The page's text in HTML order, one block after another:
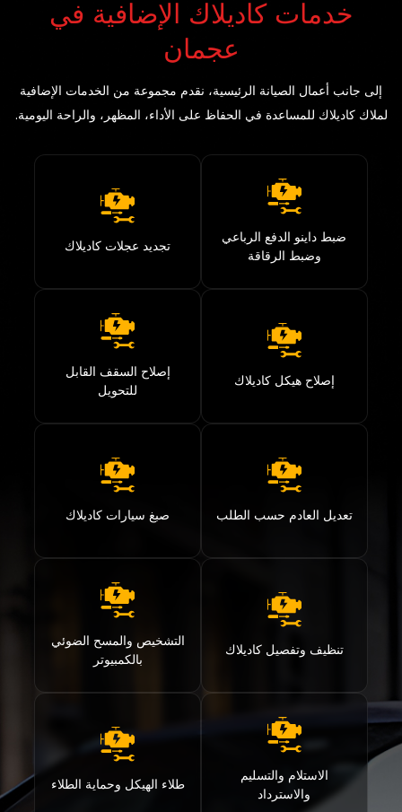
خدمات كاديلاك الإضافية في
عجمان
إلى جانب أعمال الصيانة الرئيسية، نقدم مجموعة من الخدمات الإضافية
لملاك كاديلاك للمساعدة في الحفاظ على الأداء، المظهر، والراحة اليومية.
ضبط داينو الدفع الرباعي
وضبط الرقاقة
تجديد عجلات كاديلاك
إصلاح هيكل كاديلاك
إصلاح السقف القابل
للتحويل
تعديل العادم حسب الطلب صبغ سيارات كاديلاك
تنظيف وتفصيل كاديلاك
التشخيص والمسح الضوئي
بالكمبيوتر
الاستلام والتسليم
والاسترداد
طلاء الهيكل وحماية الطلاء